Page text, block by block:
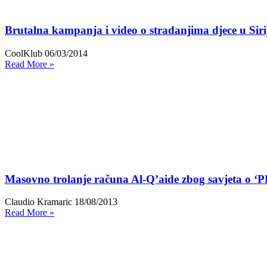
Brutalna kampanja i video o stradanjima djece u
CoolKlub 06/03/2014
Read More »
Masovno trolanje računa Al-Q’aide zbog savjeta o
Claudio Kramaric 18/08/2013
Read More »